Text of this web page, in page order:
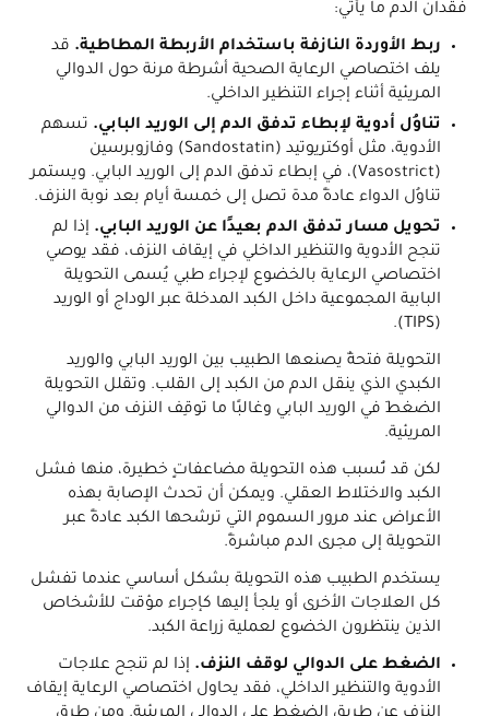
فقدان الدم ما يأتي:
ربط الأوردة النازفة باستخدام الأربطة المطاطية. قد
يلف اختصاصي الرعاية الصحية أشرطة مرنة حول الدوالي
المريئية أثناء إجراء التنظير الداخلي.
تناوُل أدوية لإبطاء تدفق الدم إلى الوريد البابي. تسهم
الأدوية، مثل أوكتريوتيد (Sandostatin) وفازوبرسين
(Vasostrict)، في إبطاء تدفق الدم إلى الوريد البابي. ويستمر
تناوُل الدواء عادةً مدة تصل إلى خمسة أيام بعد نوبة النزف.
تحويل مسار تدفق الدم بعيدًا عن الوريد البابي. إذا لم
تنجح الأدوية والتنظير الداخلي في إيقاف النزف، فقد يوصي
اختصاصي الرعاية بالخضوع لإجراء طبي يُسمى التحويلة
البابية المجموعية داخل الكبد المدخلة عبر الوداج أو الوريد
(TIPS).
التحويلة فتحةٌ يصنعها الطبيب بين الوريد البابي والوريد
الكبدي الذي ينقل الدم من الكبد إلى القلب. وتقلل التحويلة
الضغطَ في الوريد البابي وغالبًا ما توقِف النزف من الدوالي
المريئية.
لكن قد تُسبب هذه التحويلة مضاعفاتٍ خطيرة، منها فشل
الكبد والاختلاط العقلي. ويمكن أن تحدث الإصابة بهذه
الأعراض عند مرور السموم التي ترشحها الكبد عادةً عبر
التحويلة إلى مجرى الدم مباشرةً.
يستخدم الطبيب هذه التحويلة بشكل أساسي عندما تفشل
كل العلاجات الأخرى أو يلجأ إليها كإجراء مؤقت للأشخاص
الذين ينتظرون الخضوع لعملية زراعة الكبد.
الضغط على الدوالي لوقف النزف. إذا لم تنجح علاجات
الأدوية والتنظير الداخلي، فقد يحاول اختصاصي الرعاية إيقاف